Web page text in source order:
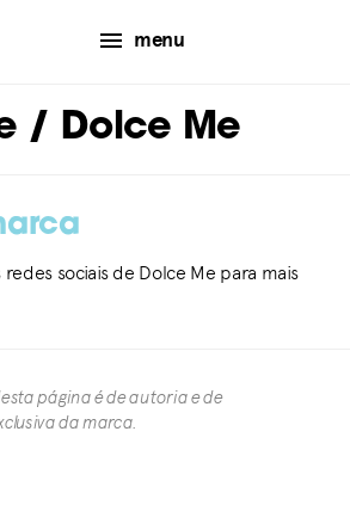
menu
/ Dolce Me
redes sociais de Dolce Me para mais
página é de autoria e de
da marca.​